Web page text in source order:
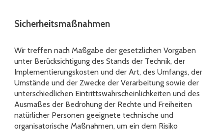
Sicherheitsmaßnahmen
Wir treffen nach Maßgabe der gesetzlichen Vorgaben
unter Berücksichtigung des Stands der Technik, der
Implementierungskosten und der Art, des Umfangs, der
Umstände und der Zwecke der Verarbeitung sowie der
unterschiedlichen Eintrittswahrscheinlichkeiten und des
Ausmaßes der Bedrohung der Rechte und Freiheiten
natürlicher Personen geeignete technische und
organisatorische Maßnahmen, um ein dem Risiko